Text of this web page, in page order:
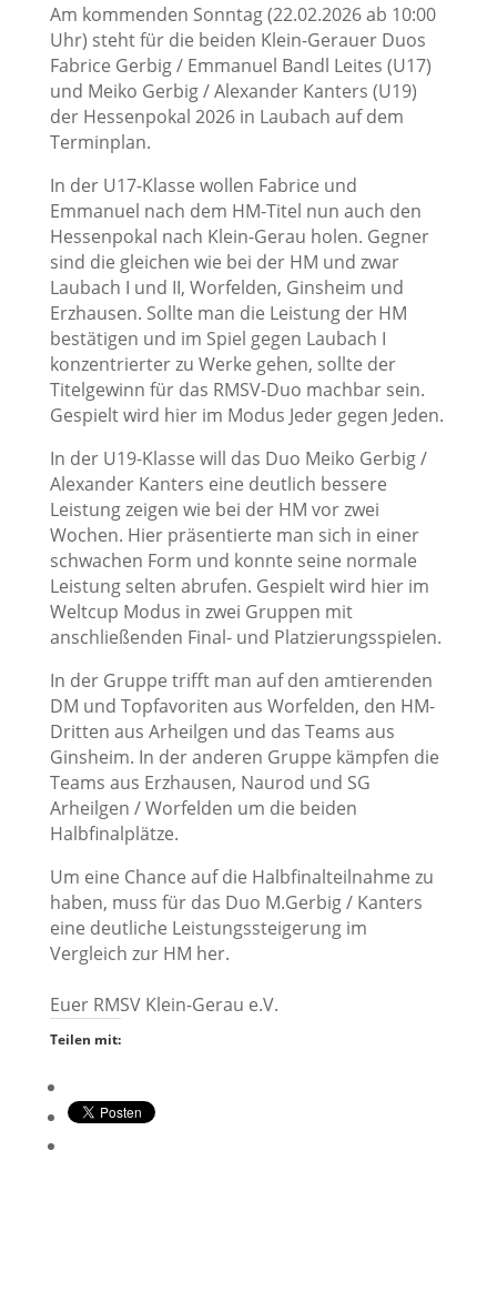
Am kommenden Sonntag (22.02.2026 ab 10:00
Uhr) steht für die beiden Klein-Gerauer Duos
Fabrice Gerbig / Emmanuel Bandl Leites (U17)
und Meiko Gerbig / Alexander Kanters (U19)
der Hessenpokal 2026 in Laubach auf dem
Terminplan.
In der U17-Klasse wollen Fabrice und
Emmanuel nach dem HM-Titel nun auch den
Hessenpokal nach Klein-Gerau holen. Gegner
sind die gleichen wie bei der HM und zwar
Laubach I und II, Worfelden, Ginsheim und
Erzhausen. Sollte man die Leistung der HM
bestätigen und im Spiel gegen Laubach I
konzentrierter zu Werke gehen, sollte der
Titelgewinn für das RMSV-Duo machbar sein.
Gespielt wird hier im Modus Jeder gegen Jeden.
In der U19-Klasse will das Duo Meiko Gerbig /
Alexander Kanters eine deutlich bessere
Leistung zeigen wie bei der HM vor zwei
Wochen. Hier präsentierte man sich in einer
schwachen Form und konnte seine normale
Leistung selten abrufen. Gespielt wird hier im
Weltcup Modus in zwei Gruppen mit
anschließenden Final- und Platzierungsspielen.
In der Gruppe trifft man auf den amtierenden
DM und Topfavoriten aus Worfelden, den HM-
Dritten aus Arheilgen und das Teams aus
Ginsheim. In der anderen Gruppe kämpfen die
Teams aus Erzhausen, Naurod und SG
Arheilgen / Worfelden um die beiden
Halbfinalplätze.
Um eine Chance auf die Halbfinalteilnahme zu
haben, muss für das Duo M.Gerbig / Kanters
eine deutliche Leistungssteigerung im
Vergleich zur HM her.
Euer RMSV Klein-Gerau e.V.
Teilen mit: